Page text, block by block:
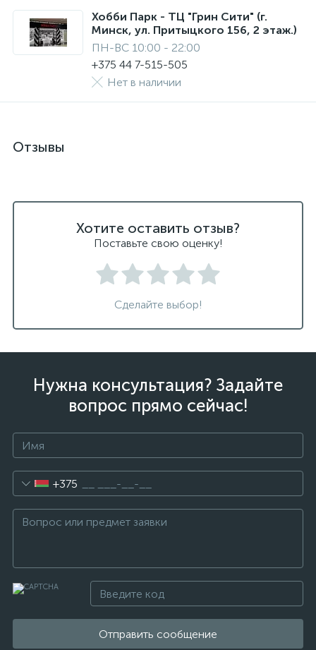
Хобби Парк - ТЦ "Грин Сити" (г.
Минск, ул. Притыцкого 156, 2 этаж.)
ПН-ВС 10:00 - 22:00
+375 44 7-515-505
Нет в наличии
Отзывы
Хотите оставить отзыв?
Поставьте свою оценку!
Сделайте выбор!
Нужна консультация? Задайте
вопрос прямо сейчас!
+375
Отправить сообщение